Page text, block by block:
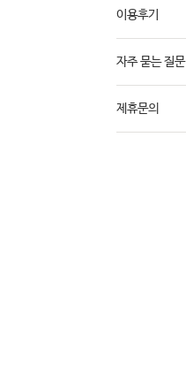
이용후기
자주 묻는 질문
제휴문의